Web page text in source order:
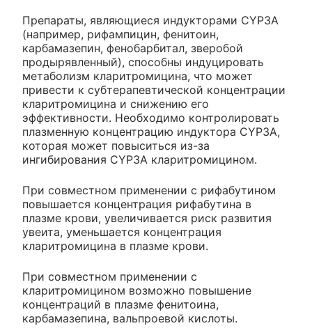
Препараты, являющиеся индукторами CYP3A
(например, рифампицин, фенитоин,
карбамазепин, фенобарбитал, зверобой
продырявленный), способны индуцировать
метаболизм кларитромицина, что может
привести к субтерапевтической концентрации
кларитромицина и снижению его
эффективности. Необходимо контролировать
плазменную концентрацию индуктора CYP3A,
которая может повыситься из-за
ингибирования CYP3A кларитромицином.
При совместном применении с рифабутином
повышается концентрация рифабутина в
плазме крови, увеличивается риск развития
увеита, уменьшается концентрация
кларитромицина в плазме крови.
При совместном применении с
кларитромицином возможно повышение
концентраций в плазме фенитоина,
карбамазепина, вальпроевой кислоты.